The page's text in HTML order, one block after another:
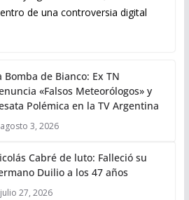
de una controversia digital
Bomba de Bianco: Ex TN
«Falsos Meteorólogos» y
Polémica en la TV Argentina
agosto 3, 2026
Cabré de luto: Falleció su
Duilio a los 47 años
julio 27, 2026